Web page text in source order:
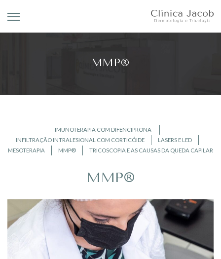
MMP®
IMUNOTERAPIA COM DIFENCIPRONA
INFILTRAÇÃO INTRALESIONAL COM CORTICÓIDE
LASERS E LED
MESOTERAPIA
MMP® TRICOSCOPIA E AS CAUSAS DA QUEDA CAPILAR
MMP®